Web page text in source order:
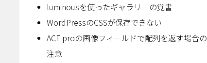
luminousを使ったギャラリーの覚書
WordPressのCSSが保存できない
ACF proの画像フィールドで配列を返す場合の
注意